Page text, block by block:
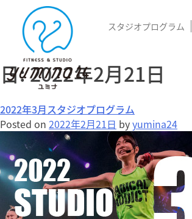
スタジオプログラム
日:2022年2月21日
2022年3月スタジオプログラム
Posted on 2022年2月21日 byyumina24